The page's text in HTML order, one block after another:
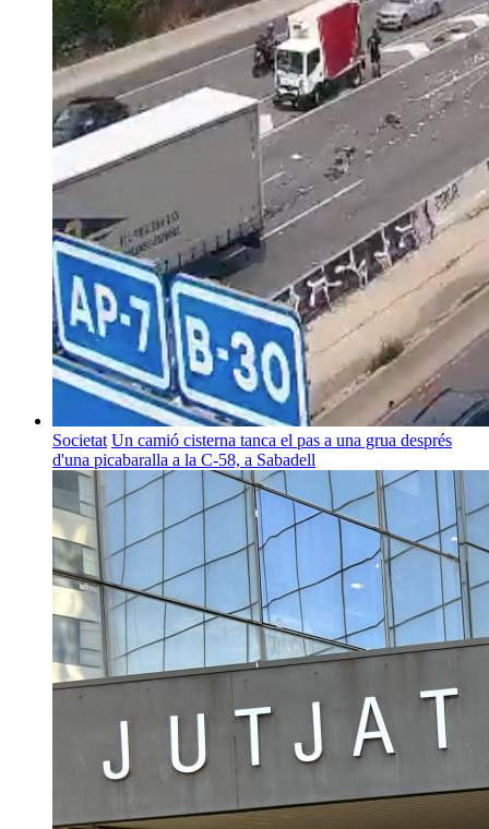
Societat Un camió cisterna tanca el pas a una grua després
d'una picabaralla a la C-58, a Sabadell